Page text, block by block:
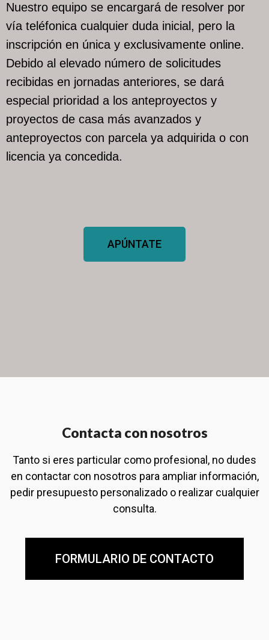
Nuestro equipo se encargará de resolver por
vía teléfonica cualquier duda inicial, pero la
inscripción en única y exclusivamente online.
Debido al elevado número de solicitudes
recibidas en jornadas anteriores, se dará
especial prioridad a los anteproyectos y
proyectos de casa más avanzados y
anteproyectos con parcela ya adquirida o con
licencia ya concedida.
APÚNTATE
Contacta con nosotros
Tanto si eres particular como profesional, no dudes
en contactar con nosotros para ampliar información,
pedir presupuesto personalizado o realizar cualquier
consulta.
FORMULARIO DE CONTACTO